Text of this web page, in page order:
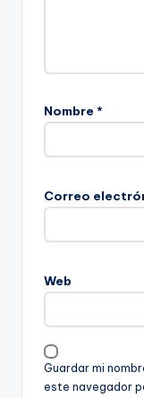
Nombre *
Correo
Web
Guardar mi
este navegador